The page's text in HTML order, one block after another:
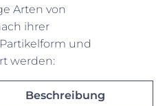
Arten von
ihrer
und
werden:
Beschreibung